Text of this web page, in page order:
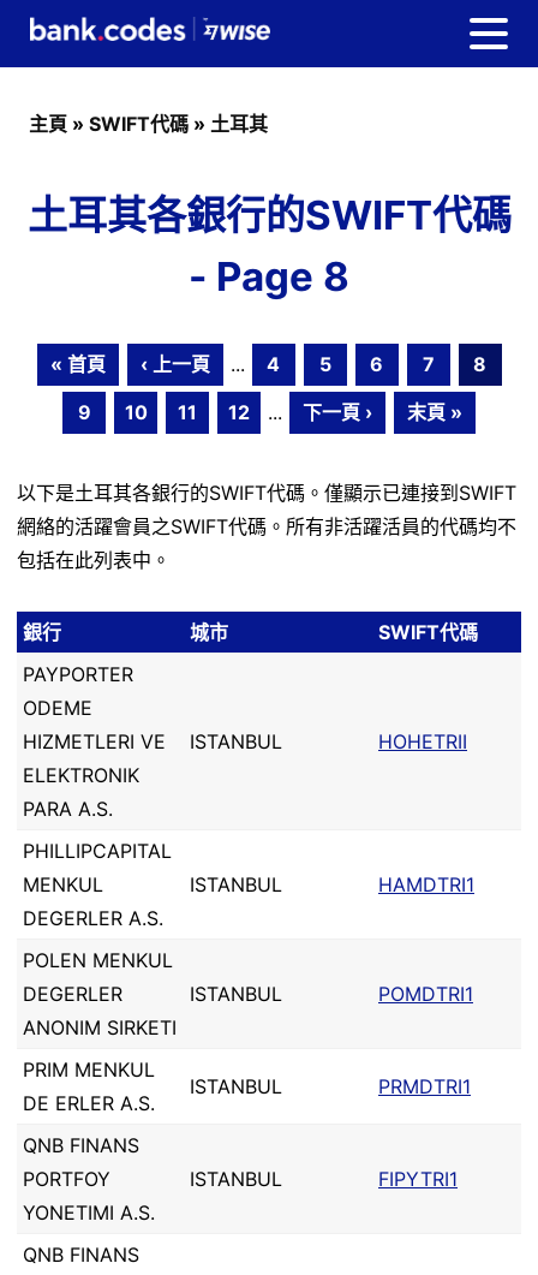
主頁 » SWIFT代碼 » 土耳其
土耳其各銀行的SWIFT代碼
- Page 8
« 首頁 ‹ 上一頁 ... 4 5 6 7
8
9
10 11 12 ... 下一頁 › 末頁 »
以下是土耳其各銀行的SWIFT代碼。僅顯示已連接到SWIFT
網絡的活躍會員之SWIFT代碼。所有非活躍活員的代碼均不
包括在此列表中。
銀行 城市
SWIFT代碼
PAYPORTER
ODEME
HIZMETLERI VE
ELEKTRONIK
PARA A.S.
ISTANBUL HOHETRII
PHILLIPCAPITAL
MENKUL
DEGERLER A.S.
ISTANBUL HAMDTRI1
POLEN MENKUL
DEGERLER
ANONIM SIRKETI
ISTANBUL POMDTRI1
PRIM MENKUL
DE ERLER A.S.
ISTANBUL PRMDTRI1
QNB FINANS
PORTFOY
YONETIMI A.S.
ISTANBUL FIPYTRI1
QNB FINANS